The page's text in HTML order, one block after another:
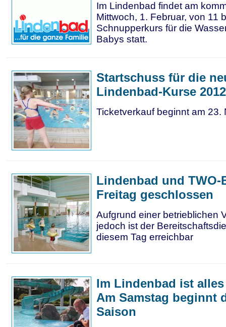
Im Lindenbad findet am
Mittwoch, 1. Februar, von 11
Schnupperkurs für die
Babys statt.
Startschuss für die
Lindenbad-Kurse 2012
Ticketverkauf beginnt am 23.
Lindenbad und TWO-
Freitag geschlossen
Aufgrund einer betrieblichen
jedoch ist der
diesem Tag erreichbar
Im Lindenbad ist
Am Samstag beginnt
Saison